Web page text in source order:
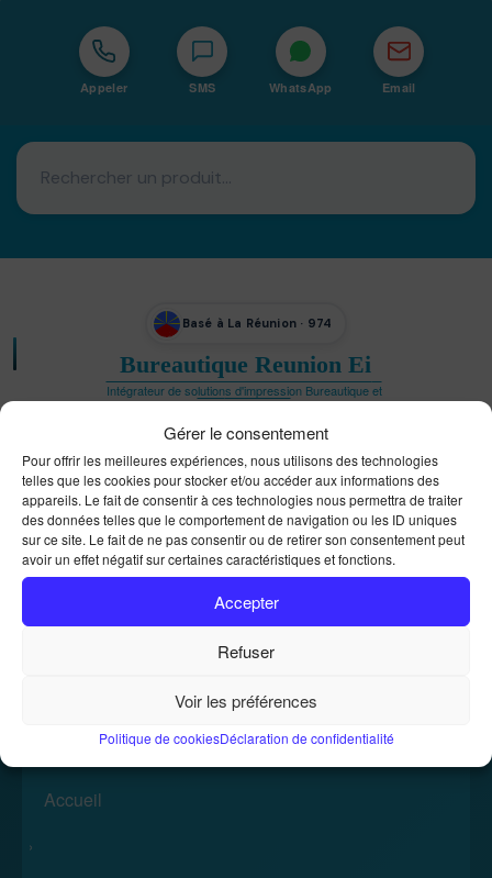
Gérer le consentement
Pour offrir les meilleures expériences, nous utilisons des technologies
telles que les cookies pour stocker et/ou accéder aux informations des
appareils. Le fait de consentir à ces technologies nous permettra de traiter
des données telles que le comportement de navigation ou les ID uniques
sur ce site. Le fait de ne pas consentir ou de retirer son consentement peut
avoir un effet négatif sur certaines caractéristiques et fonctions.
Accepter
Refuser
Voir les préférences
Politique de cookiesDéclaration de confidentialité
Appeler SMS WhatsApp Email
Basé à La Réunion · 974
Bureautique Reunion Ei
Intégrateur de solutions d'impression Bureautique et
DTF à la Réunion
Location de photocopieurs et
imprimantes
Accueil»Location de photocopieurs et imprimantes
Accueil
›